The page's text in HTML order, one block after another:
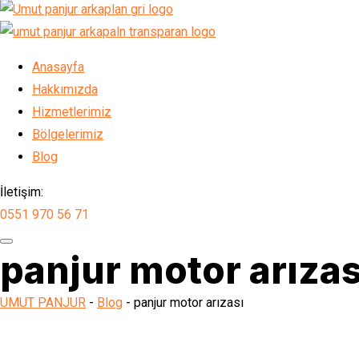
Anasayfa
Hakkımızda
Hizmetlerimiz
Bölgelerimiz
Blog
İletişim:
0551 970 56 71
panjur motor
UMUT PANJUR - Blog - panjur motor arızası